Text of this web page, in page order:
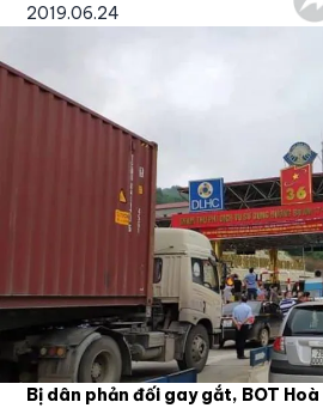
2019.06.24
Bị dân phản đối gay gắt, BOT